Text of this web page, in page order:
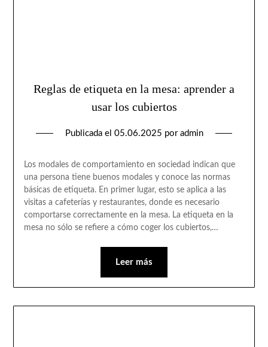
Reglas de etiqueta en la mesa: aprender a
usar los cubiertos
Publicada el 05.06.2025 por admin
Los modales de comportamiento en sociedad indican que
una persona tiene buenos modales y conoce las normas
básicas de etiqueta. En primer lugar, esto se aplica a las
visitas a cafeterías y restaurantes, donde es necesario
comportarse correctamente en la mesa. La etiqueta en la
mesa no sólo se refiere a cómo coger los cubiertos,…
Leer más